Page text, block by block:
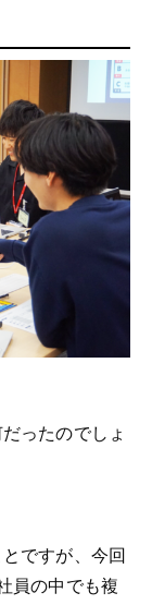
ったのでしょ
ですが、今回
員の中でも複